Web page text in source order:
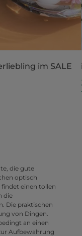
im SALE
die gute
optisch
findet einen tollen
die
Die praktischen
von Dingen.
an einen
Aufbewahrung